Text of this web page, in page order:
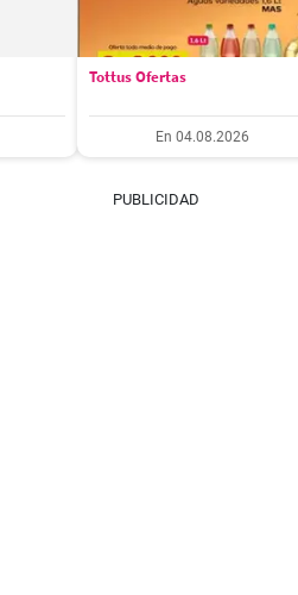
Tottus Ofertas
En 04.08.2026
PUBLICIDAD